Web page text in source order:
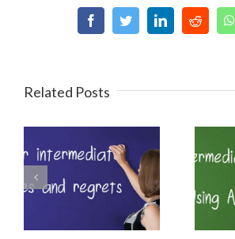
FacebookTwitterLinkedInReddit
Related Posts
Intermediate
English – Adverbs